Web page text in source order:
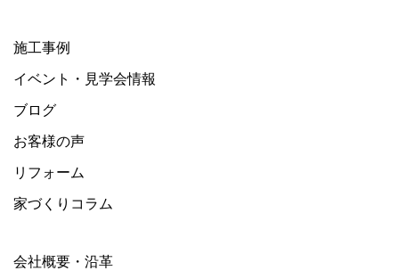
施工事例
イベント・見学会情報
ブログ
お客様の声
リフォーム
家づくりコラム
会社概要・沿革